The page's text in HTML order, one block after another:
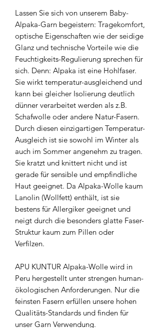
Lassen Sie sich von unserem Baby-
Alpaka-Garn begeistern: Tragekomfort,
optische Eigenschaften wie der seidige
Glanz und technische Vorteile wie die
Feuchtigkeits-Regulierung sprechen für
sich. Denn: Alpaka ist eine Hohlfaser.
Sie wirkt temperatur-ausgleichend und
kann bei gleicher Isolierung deutlich
dünner verarbeitet werden als z.B.
Schafwolle oder andere Natur-Fasern.
Durch diesen einzigartigen Temperatur-
Ausgleich ist sie sowohl im Winter als
auch im Sommer angenehm zu tragen.
Sie kratzt und knittert nicht und ist
gerade für sensible und empfindliche
Haut geeignet. Da Alpaka-Wolle kaum
Lanolin (Wollfett) enthält, ist sie
bestens für Allergiker geeignet und
neigt durch die besonders glatte Faser-
Struktur kaum zum Pillen oder
Verfilzen.
APU KUNTUR Alpaka-Wolle wird in
Peru hergestellt unter strengen human-
ökologischen Anforderungen. Nur die
feinsten Fasern erfüllen unsere hohen
Qualitäts-Standards und finden für
unser Garn Verwendung.